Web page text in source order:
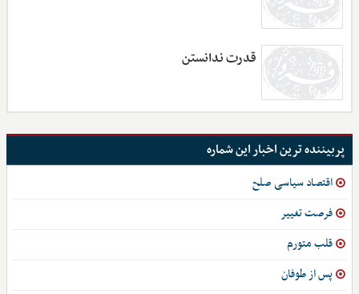
قدرت ندانستن
پربیننده ترین اخبار این شماره
اقتصاد سیاسی صلح
فرصت تغییر
قلب متورم
پس از طوفان